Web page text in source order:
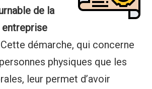
de la
entreprise
Cette démarche, qui concerne
physiques que les
leur permet d’avoir